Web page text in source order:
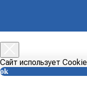
Сайт использует
ok